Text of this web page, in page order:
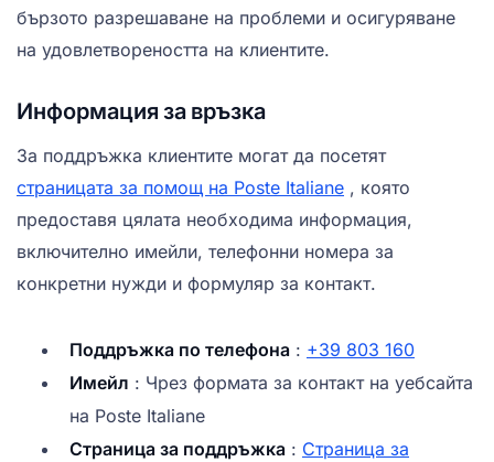
бързото разрешаване на проблеми и осигуряване
на удовлетвореността на клиентите.
Информация за връзка
За поддръжка клиентите могат да посетят
страницата за помощ на Poste Italiane , която
предоставя цялата необходима информация,
включително имейли, телефонни номера за
конкретни нужди и формуляр за контакт.
Поддръжка по телефона : +39 803 160
Имейл : Чрез формата за контакт на уебсайта
на Poste Italiane
Страница за поддръжка : Страница за